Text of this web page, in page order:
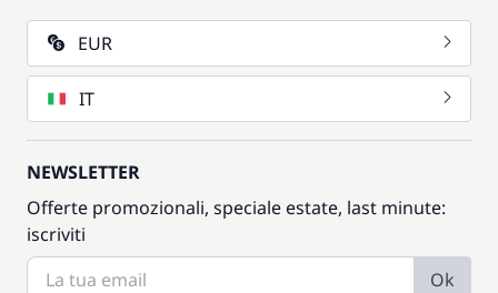
EUR
IT
NEWSLETTER
Offerte promozionali, speciale estate, last minute:
iscriviti
Ok